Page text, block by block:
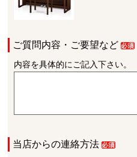
ご質問内容・ご要望など
内容を具体的にご記入下さい。
当店からの連絡方法